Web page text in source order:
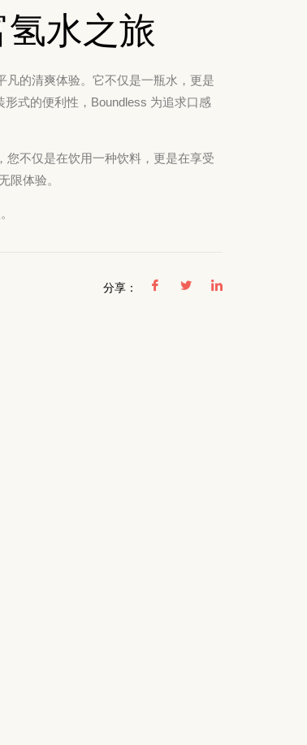
水之旅
凡的清爽体验。它不仅是一瓶水，更是
式的便利性，Boundless 为追求口感
您不仅是在饮用一种饮料，更是在享受
限体验。
分享：